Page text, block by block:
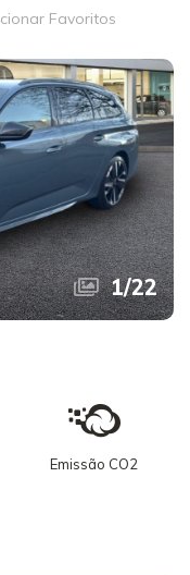
Favoritos
1/22
Emissão CO2